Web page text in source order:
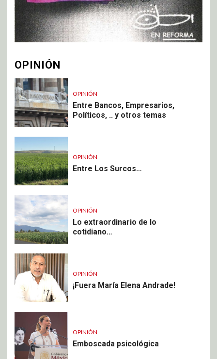
OPINIÓN
OPINIÓN
Entre Bancos, Empresarios,
Políticos, .. y otros temas
OPINIÓN
Entre Los Surcos…
OPINIÓN
Lo extraordinario de lo
cotidiano…
OPINIÓN
¡Fuera María Elena Andrade!
OPINIÓN
Emboscada psicológica